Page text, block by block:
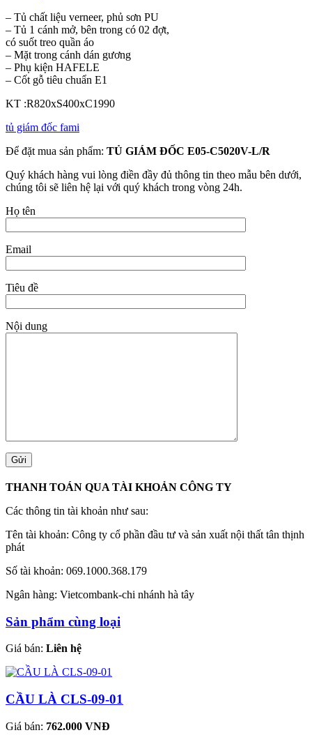
– Tủ chất liệu verneer, phủ sơn PU
– Tủ 1 cánh mở, bên trong có 02 đợt,
có suốt treo quần áo
– Mặt trong cánh dán gương
– Phụ kiện HAFELE
– Cốt gỗ tiêu chuẩn E1
KT :R820xS400xC1990
tủ giám đốc fami
Để đặt mua sản phẩm: TỦ GIÁM ĐỐC E05-C5020V-L/R
Quý khách hàng vui lòng điền đầy đủ thông tin theo mẫu bên dưới,
chúng tôi sẽ liên hệ lại với quý khách trong vòng 24h.
Họ tên
Email
Tiêu đề
Nội dung
THANH TOÁN QUA TÀI KHOẢN CÔNG TY
Các thông tin tài khoản như sau:
Tên tài khoản: Công ty cổ phần đầu tư và sản xuất nội thất tân thịnh
phát
Số tài khoản: 069.1000.368.179
Ngân hàng: Vietcombank-chi nhánh hà tây
Sản phẩm cùng loại
Giá bán: Liên hệ
CẦU LÀ CLS-09-01
Giá bán: 762.000 VNĐ